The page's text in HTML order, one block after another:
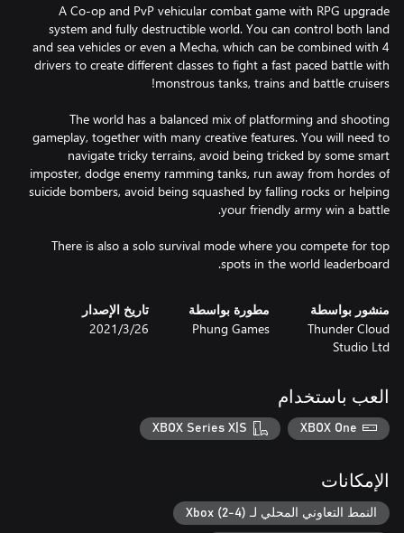
A Co-op and PvP vehicular combat game with RPG upgrade
system and fully destructible world. You can control both land
and sea vehicles or even a Mecha, which can be combined with 4
drivers to create different classes to fight a fast paced battle with
The world has a balanced mix of platforming and shooting
gameplay, together with many creative features. You will need to
navigate tricky terrains, avoid being tricked by some smart
imposter, dodge enemy ramming tanks, run away from hordes of
suicide bombers, avoid being squashed by falling rocks or helping
There is also a solo survival mode where you compete for top
spots in the world leaderboard.
منشور بواسطة
Thunder Cloud
Studio Ltd
مطورة بواسطة
Phung Games
تاريخ الإصدار
26‏/3‏/2021
العب باستخدام
XBOX One
XBOX Series X|S
الإمكانات
النمط التعاوني المحلي لـ Xbox (2-4)